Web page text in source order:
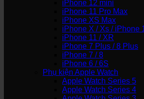
iPhone 12 mini
iPhone 11 Pro Max
iPhone XS Max
iPhone X / Xs / iPhone
iPhone 11 / XR
iPhone 7 Plus / 8 Plus
iPhone 7 / 8
iPhone 6 / 6S
Phụ kiện Apple Watch
Apple Watch Series 5
Apple Watch Series 4